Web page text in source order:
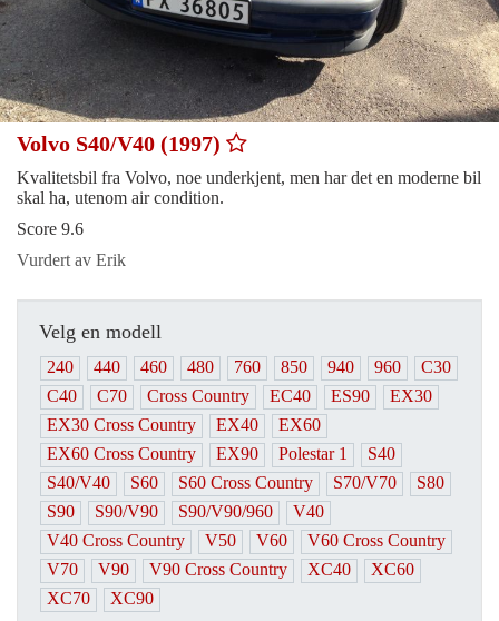
Volvo S40/V40 (1997)
Kvalitetsbil fra Volvo, noe underkjent, men har det en moderne bil
skal ha, utenom air condition.
Score 9.6
Vurdert av Erik
Velg en modell
240 440 460 480 760 850 940 960
C30
C40
C70 Cross Country EC40 ES90
EX30
EX30 Cross Country
EX40
EX60
EX60 Cross Country
EX90 Polestar 1
S40
S40/V40
S60 S60 Cross Country S70/V70
S80
S90
S90/V90 S90/V90/960
V40
V40 Cross Country
V50 V60
V60 Cross Country
V70
V90 V90 Cross Country XC40
XC60
XC70
XC90